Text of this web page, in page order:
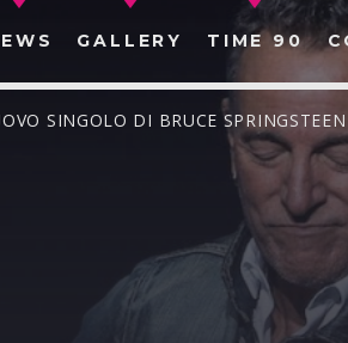
GALLERY TIME 90
CERCA NEL
SINGOLO DI BRUCE SPRINGSTEEN